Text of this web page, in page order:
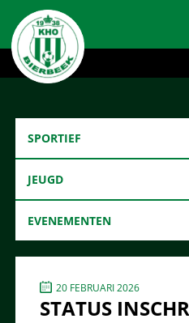
SPORTIEF
JEUGD
EVENEMENTEN
20 FEBRUARI 2026
STATUS